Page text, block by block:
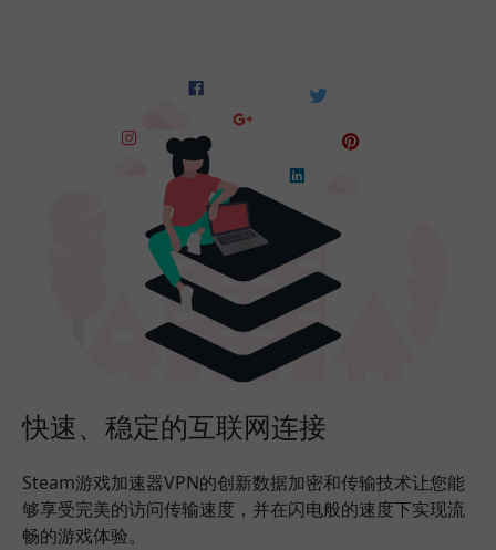
快速、稳定的互联网连接
Steam游戏加速器VPN的创新数据加密和传输技术让您能
够享受完美的访问传输速度，并在闪电般的速度下实现流
畅的游戏体验。